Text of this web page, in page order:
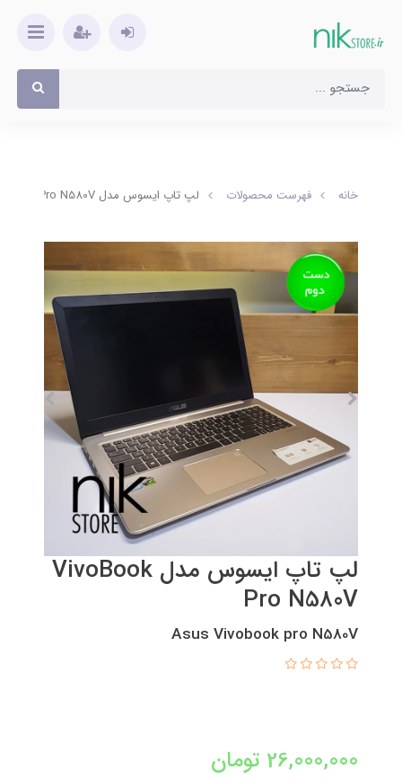
خانه فهرست محصولات لپ تاپ ایسوس مدل VivoBook Pro N580V
لپ تاپ ایسوس مدل VivoBook
Pro N580V
Asus Vivobook pro N580V
26,000,000 تومان